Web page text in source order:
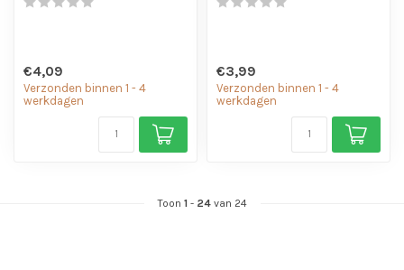
€4,09
Verzonden binnen 1 - 4
werkdagen
€3,99
Verzonden binnen 1 - 4
werkdagen
Toon 1- 24van 24